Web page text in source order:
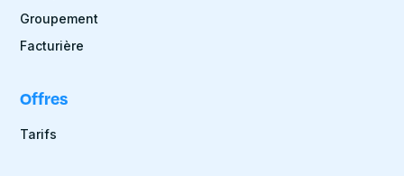
Groupement
Facturière
Offres
Tarifs